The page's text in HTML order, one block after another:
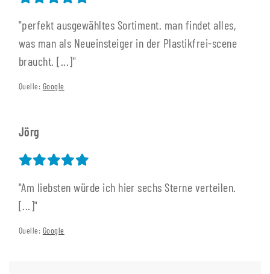
"perfekt ausgewähltes Sortiment. man findet alles,
was man als Neueinsteiger in der Plastikfrei-scene
braucht. [...]"
Quelle: Google
Jörg
"Am liebsten würde ich hier sechs Sterne verteilen.
[...]"
Quelle: Google